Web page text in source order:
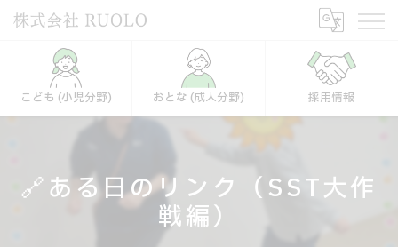
こども (小児分野) おとな (成人分野) 採用情報
🔗ある日のリンク（SST大作
戦編）